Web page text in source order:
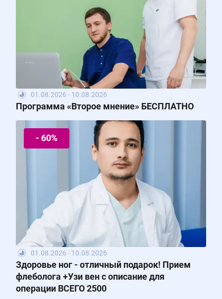
01.08.2026 - 10.08.2026
Программа «Второе мнение» БЕСПЛАТНО
- 60%
01.08.2026 - 10.08.2026
Здоровье ног - отличный подарок! Прием
флеболога +Узи вен с описание для
операции ВСЕГО 2500